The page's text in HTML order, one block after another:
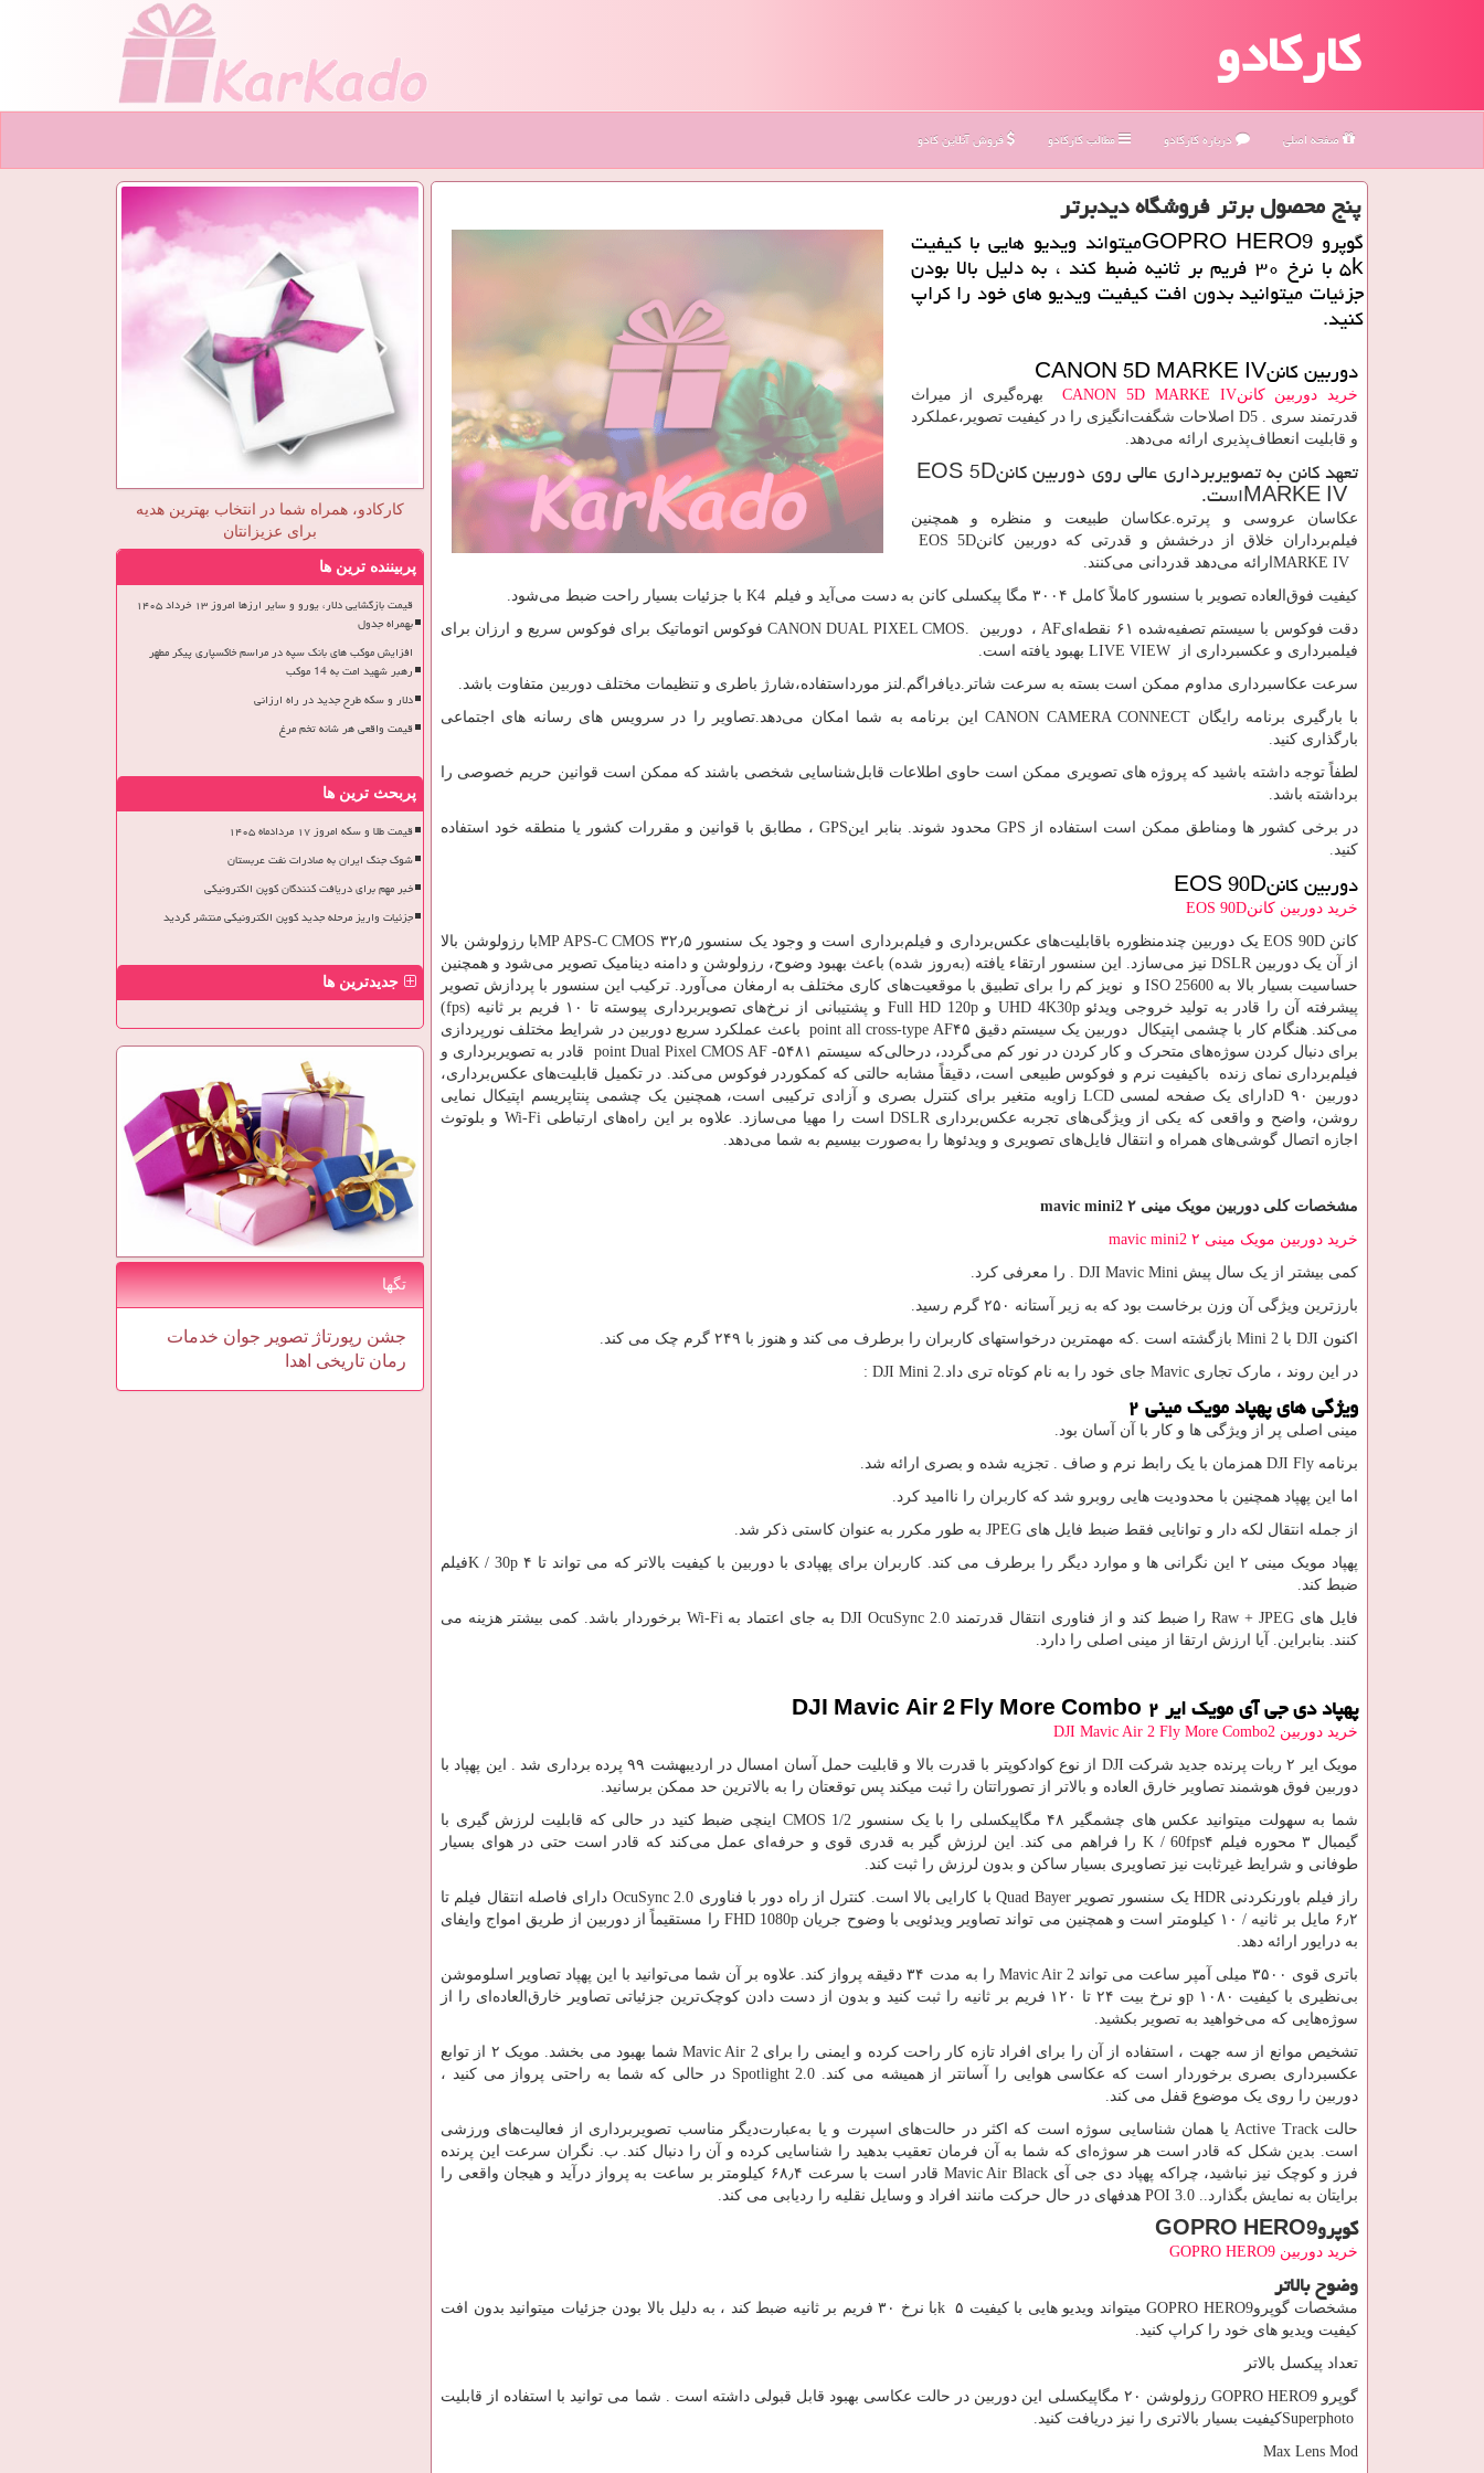
کارکادو
صفحه اصلی درباره كاركادو مطالب كاركادو فروش آنلاین کادو
پنج محصول برتر فروشگاه دیدبرتر
گوپرو GOPRO HERO9میتواند ویدیو هایی با كیفیت
۵k با نرخ ۳۰ فریم بر ثانیه ضبط كند ، به دلیل بالا بودن
جزئیات میتوانید بدون افت كیفیت ویدیو های خود را كراپ
كنید.
دوربین کاننCANON 5D MARKE IV
خرید دوربین کاننCANON 5D MARKE IV
بهره‌گیری از میراث
قدرتمند سری D5 . اصلاحات شگفت‌انگیزی را در کیفیت تصویر،عملکرد
و قابلیت انعطاف‌پذیری ارائه می‌دهد.
تعهد کانن به تصویربرداری عالی روی دوربین کاننEOS 5D
MARKE IVاست.
عکاسان عروسی و پرتره.عکاسان طبیعت و منظره و همچنین
فیلم‌برداران خلاق از درخشش و قدرتی که دوربین کاننEOS 5D
MARKE IV ارائه می‌دهد قدردانی می‌کنند.
کیفیت فوق‌العاده تصویر با سنسور کاملاً کامل ۳۰۰۴ مگا پیکسلی کانن به دست می‌آید و فیلم
K4 با جزئیات بسیار راحت ضبط می‌شود.
دقت فوکوس با سیستم تصفیه‌شده ۶۱ نقطه‌ای
AF ، دوربین CANON DUAL PIXEL CMOS. فوکوس اتوماتیک برای فوکوس سریع و ارزان برای
فیلمبرداری و عکسبرداری از
LIVE VIEW بهبود یافته است.
سرعت عکاسبرداری مداوم ممکن است بسته به سرعت شاتر.دیافراگم.لنز مورداستفاده،شارژ باطری و تنظیمات مختلف دوربین متفاوت باشد.
با بارگیری برنامه رایگان CANON CAMERA CONNECT
این برنامه به شما امکان می‌دهد.تصاویر را در سرویس های رسانه های اجتماعی
بارگذاری کنید.
لطفاً توجه داشته باشید که پروژه های تصویری ممکن است حاوی اطلاعات قابل‌شناسایی شخصی باشند که ممکن است قوانین حریم خصوصی را
برداشته باشد.
در برخی کشور ها ومناطق ممکن است استفاده از
GPS محدود شوند. بنابر اینGPS ، مطابق با قوانین و مقررات کشور یا منطقه خود استفاده
کنید.
دوربین کاننEOS 90D
خرید دوربین کاننEOS 90D
کانن EOS 90D یک دوربین چندمنظوره باقابلیت‌های عکس‌برداری و فیلم‌برداری است و وجود یک سنسور ۳۲٫۵ MP APS-C CMOSبا رزولوشن بالا
از آن یک دوربین DSLR نیز می‌سازد. این سنسور ارتقاء یافته (به‌روز شده) باعث بهبود وضوح، رزولوشن و دامنه دینامیک تصویر می‌شود و همچنین
حساسیت بسیار بالا به ISO 25600 و نویز کم را برای تطبیق با موقعیت‌های کاری مختلف به ارمغان می‌آورد. ترکیب این سنسور با پردازش تصویر
پیشرفته آن را قادر به تولید خروجی ویدئو UHD 4K30p و Full HD 120p و پشتیبانی از نرخ‌های تصویربرداری پیوسته تا ۱۰ فریم بر ثانیه
(fps)
می‌کند. هنگام کار با چشمی اپتیکال دوربین یک سیستم دقیق ۴۵
point all cross-type AF باعث عملکرد سریع دوربین در شرایط مختلف نورپردازی
برای دنبال کردن سوژه‌های متحرک و کار کردن در نور کم می‌گردد، درحالی‌که سیستم ۵۴۸۱
-
point Dual Pixel CMOS AF قادر به تصویربرداری و
فیلم‌برداری نمای زنده باکیفیت نرم و فوکوس طبیعی است، دقیقاً مشابه حالتی که کمکوردر فوکوس می‌کند. در تکمیل قابلیت‌های عکس‌برداری،
دوربین ۹۰
Dدارای یک صفحه لمسی LCD زاویه متغیر برای کنترل بصری و آزادی ترکیبی است، همچنین یک چشمی پنتاپریسم اپتیکال نمایی
روشن، واضح و واقعی که یکی از ویژگی‌های تجربه عکس‌برداری DSLR است را مهیا می‌سازد. علاوه بر این راه‌های ارتباطی Wi-Fi و بلوتوث
اجازه اتصال گوشی‌های همراه و انتقال فایل‌های تصویری و ویدئوها را به‌صورت بیسیم به شما می‌دهد.
مشخصات کلی دوربین مویک مینی ۲ mavic mini2
خرید دوربین مویک مینی ۲
mavic mini2
کمی بیشتر از یک سال پیش . DJI Mavic Mini را معرفی کرد.
بارزترین ویژگی آن وزن برخاست بود که به زیر آستانه ۲۵۰ گرم رسید.
اکنون DJI با Mini 2 بازگشته است .که مهمترین درخواستهای کاربران را برطرف می کند و هنوز با ۲۴۹ گرم چک می کند.
در این روند ، مارک تجاری Mavic جای خود را به نام کوتاه تری داد: DJI Mini 2.
ویژگی های پهپاد مویک مینی۲
مینی اصلی پر از ویژگی ها و کار با آن آسان بود.
برنامه DJI Fly همزمان با یک رابط نرم و صاف . تجزیه شده و بصری ارائه شد.
اما این پهپاد همچنین با محدودیت هایی روبرو شد که کاربران را ناامید کرد.
از جمله انتقال لکه دار و توانایی فقط ضبط فایل های JPEG به طور مکرر به عنوان کاستی ذکر شد.
پهپاد مویک مینی ۲ این نگرانی ها و موارد دیگر را برطرف می کند. کاربران برای پهپادی با دوربین با کیفیت بالاتر که می تواند تا ۴
K / 30pفیلم
ضبط کند.
فایل های Raw + JPEG را ضبط کند و از فناوری انتقال قدرتمند DJI OcuSync 2.0 به جای اعتماد به Wi-Fi برخوردار باشد. کمی بیشتر هزینه می
کنند. بنابراین. آیا ارزش ارتقا از مینی اصلی را دارد.
پهپاد دی جی آی مویک ایر۲ DJI Mavic Air 2 Fly More Combo
خرید دوربین 2
DJI Mavic Air 2 Fly More Combo
مویک ایر ۲ ربات پرنده جدید شرکت
DJI
از نوع کوادکوپتر با قدرت بالا و قابلیت حمل آسان امسال در اردیبهشت ۹۹ پرده برداری شد . این پهپاد با
دوربین فوق هوشمند تصاویر خارق العاده و بالاتر از تصوراتتان را ثبت میکند پس توقعتان را به بالاترین حد ممکن برسانید.
شما به سهولت میتوانید عکس های چشمگیر ۴۸ مگاپیکسلی را با یک سنسور
CMOS 1/2 اینچی ضبط کنید در حالی که قابلیت لرزش گیری با
گیمبال ۳ محوره فیلم ۴
K / 60fps را فراهم می کند. ‌این لرزش گیر به قدری قوی و حرفه‌ای عمل می‌کند که قادر است حتی در هوای بسیار
طوفانی و شرایط غیرثابت نیز تصاویری بسیار ساکن و بدون لرزش را ثبت کند.
راز فیلم باورنکردنیHDR یک سنسور تصویرQuad Bayerبا کارایی بالا است. کنترل از راه دور با فناوری OcuSync 2.0 دارای فاصله انتقال فیلم تا
۶٫۲ مایل بر ثانیه / ۱۰ کیلومتر است و همچنین می تواند تصاویر ویدئویی با وضوح جریان
FHD 1080p را مستقیماً از دوربین از طریق امواج وایفای
به درایور ارائه دهد.
باتری قوی ۳۵۰۰ میلی آمپر ساعت می تواند
Mavic Air 2
را به مدت ۳۴ دقیقه پرواز کند. علاوه بر آن شما می‌توانید با این پهپاد تصاویر اسلوموشن
بی‌نظیری با کیفیت ۱۰۸۰
p
و نرخ بیت ۲۴ تا ۱۲۰ فریم بر ثانیه را ثبت کنید و بدون از دست دادن کوچک‌ترین جزئیاتی تصاویر خارق‌العاده‌ای را از
سوژه‌هایی که می‌خواهید به تصویر بکشید.
تشخیص موانع از سه جهت ، استفاده از آن را برای افراد تازه کار راحت کرده و ایمنی را برایMavic Air 2
شما بهبود می بخشد. مویک ۲ از توابع
عکسبرداری بصری برخوردار است که عکاسی هوایی را آسانتر از همیشه می کند. Spotlight 2.0 در حالی که شما به راحتی پرواز می کنید ،
دوربین را روی یک موضوع قفل می کند.
حالت Active Track یا همان شناسایی سوژه است که اکثر در حالت‌های اسپرت و یا به‌عبارت‌دیگر مناسب تصویربرداری از فعالیت‌های ورزشی
است. بدین شکل که قادر است هر سوژه‌ای که شما به آن فرمان تعقیب بدهید را شناسایی کرده و آن را دنبال کند. ب. نگران سرعت این پرنده
فرز و کوچک نیز نباشید، چراکه پهپاد دی جی آی Mavic Air Black
قادر است با سرعت ۶۸٫۴ کیلومتر بر ساعت به پرواز درآید و هیجان واقعی را
برایتان به نمایش بگذارد.. POI 3.0 هدفهای در حال حرکت مانند افراد و وسایل نقلیه را ردیابی می کند.
گوپروGOPRO HERO9
خرید دوربین GOPRO HERO9
وضوح بالاتر
مشخصات گوپروGOPRO HERO9 میتواند ویدیو هایی با کیفیت ۵ k
با نرخ ۳۰ فریم بر ثانیه ضبط کند ، به دلیل بالا بودن جزئیات میتوانید بدون افت
کیفیت ویدیو های خود را کراپ کنید.
تعداد پیکسل بالاتر
گوپرو GOPRO HERO9 رزولوشن ۲۰ مگاپیکسلی این دوربین در حالت عکاسی بهبود قابل قبولی داشته است . شما می توانید با استفاده از قابلیت
Superphotoکیفیت بسیار بالاتری را نیز دریافت کنید.
Max Lens Mod
کارکادو، همراه شما در انتخاب بهترین هدیه
برای عزیزانتان
پربیننده ترین ها
قیمت بازگشایی دلار، یورو و سایر ارزها امروز ۱۳ خرداد ۱۴۰۵
بهمراه جدول
افزایش موکب های بانک سپه در مراسم خاکسپاری پیکر مطهر
رهبر شهید امت به 14 موکب
دلار و سکه طرح جدید در راه ارزانی
قیمت واقعی هر شانه تخم مرغ
پربحث ترین ها
قیمت طلا و سکه امروز ۱۷ مردادماه ۱۴۰۵
شوک جنگ ایران به صادرات نفت عربستان
خبر مهم برای دریافت کنندگان کوپن الکترونیکی
جزئیات واریز مرحله جدید کوپن الکترونیکی منتشر گردید
جدیدترین ها
تگها
جشن رپورتاژ تصویر جوان خدمات
رمان تاریخی اهدا